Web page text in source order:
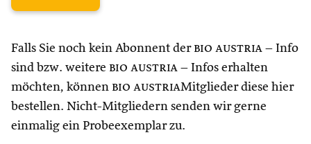
Falls Sie noch kein Abonnent der bio austria – Info
sind bzw. weitere bio austria – Infos erhalten
möchten, können bio austriaMitglieder diese hier
bestellen. Nicht-Mitgliedern senden wir gerne
einmalig ein Probeexemplar zu.